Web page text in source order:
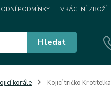
PODMÍNKY VRÁCENÍ ZBOŽÍ
Hledat
korále Kojicí tričko Krotitelka